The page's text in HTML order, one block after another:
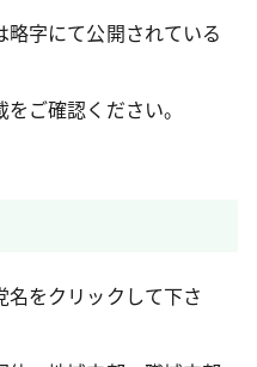
字にて公開されている
ご確認ください。
名をクリックして下さ